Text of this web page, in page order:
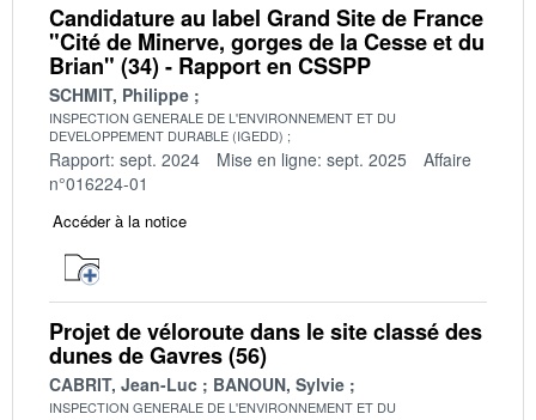
Candidature au label Grand Site de France
"Cité de Minerve, gorges de la Cesse et du
Brian" (34) - Rapport en CSSPP
SCHMIT, Philippe
INSPECTION GENERALE DE L'ENVIRONNEMENT ET DU
DEVELOPPEMENT DURABLE (IGEDD)
Rapport: sept. 2024 Mise en ligne: sept. 2025
Affaire
n°016224-01
Accéder à la notice
Projet de véloroute dans le site classé des
dunes de Gavres (56)
CABRIT, Jean-Luc BANOUN, Sylvie
INSPECTION GENERALE DE L'ENVIRONNEMENT ET DU